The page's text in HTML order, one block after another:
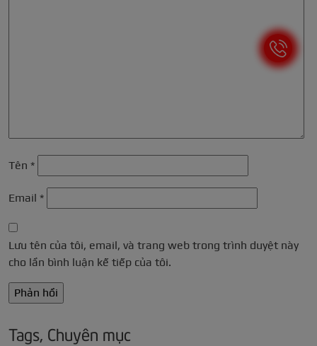
Tên *
Email *
Lưu tên của tôi, email, và trang web trong trình duyệt này
cho lần bình luận kế tiếp của tôi.
Tags, Chuyên mục